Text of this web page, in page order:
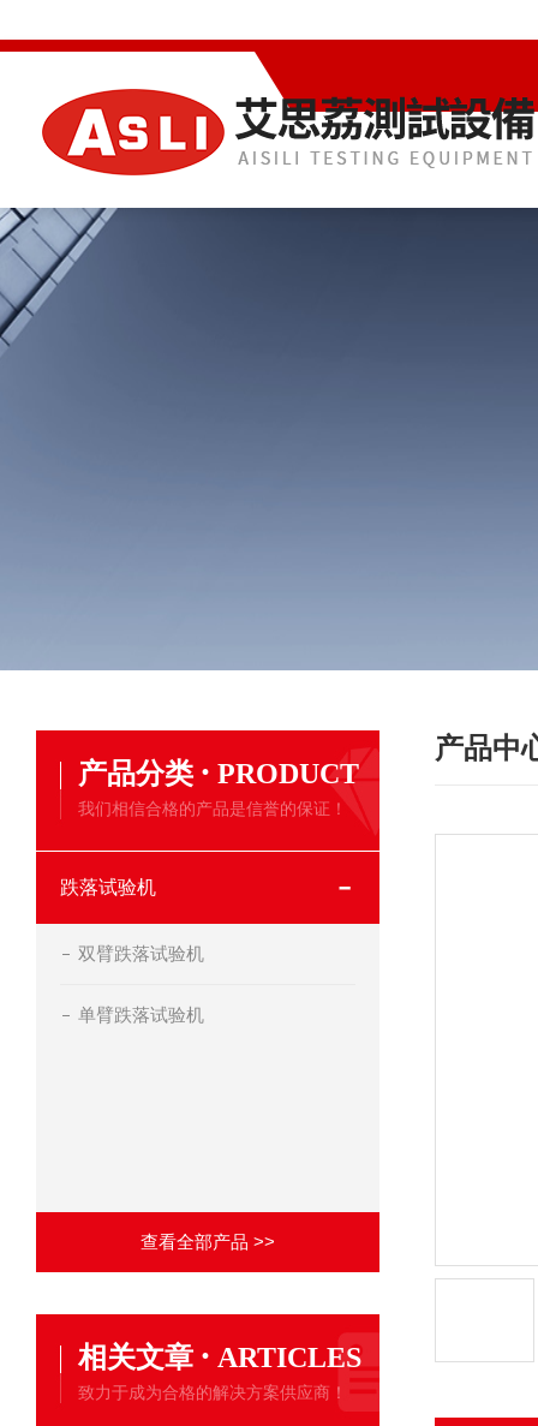
产品分类 · PRODUCT
我们相信合格的产品是信誉的保证！
跌落试验机
双臂跌落试验机
单臂跌落试验机
查看全部产品 >>
相关文章 · ARTICLES
致力于成为合格的解决方案供应商！
产品中